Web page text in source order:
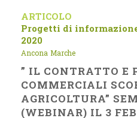
ARTICOLO
Progetti di
2020
Ancona Marche
” IL CONTRATTO E
COMMERCIALI
AGRICOLTURA”
(WEBINAR) IL 3